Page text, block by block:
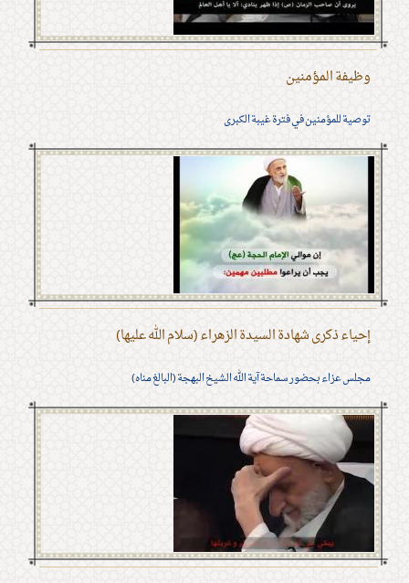
وظيفة المؤمنين
توصية للمؤمنين في فترة غيبة الكبرى
إحياء ذكرى شهادة السيدة الزهراء (سلام الله عليها)
مجلس عزاء بحضور سماحة آية الله الشيخ البهجة (البالغ مناه)